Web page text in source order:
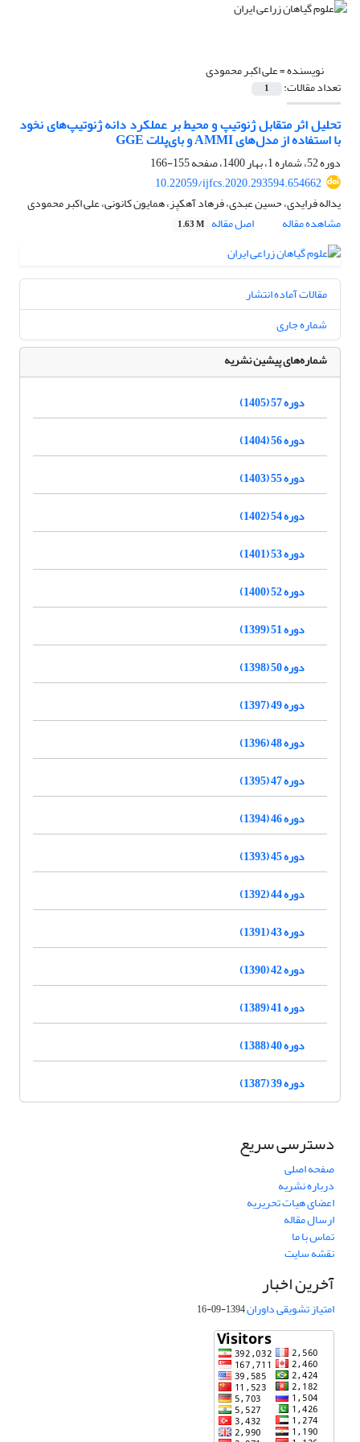
نویسنده =علی اکبر محمودی
تعداد مقالات: 1
تحلیل اثر متقابل ژنوتیپ و محیط بر عملکرد دانه ژنوتیپ‌های نخود
با استفاده از مدل‌های AMMI و بای‌پلات GGE
دوره 52، شماره 1، بهار 1400، صفحه
155-166
10.22059/ijfcs.2020.293594.654662
یداله فرایدی، حسین عبدی، فرهاد آهکپز، همایون کانونی، علی اکبر محمودی
مشاهده مقاله
اصل مقاله 1.63 M
مقالات آماده انتشار
شماره جاری
شماره‌های پیشین نشریه
دوره 57 (1405)
دوره 56 (1404)
دوره 55 (1403)
دوره 54 (1402)
دوره 53 (1401)
دوره 52 (1400)
دوره 51 (1399)
دوره 50 (1398)
دوره 49 (1397)
دوره 48 (1396)
دوره 47 (1395)
دوره 46 (1394)
دوره 45 (1393)
دوره 44 (1392)
دوره 43 (1391)
دوره 42 (1390)
دوره 41 (1389)
دوره 40 (1388)
دوره 39 (1387)
دسترسی سریع
صفحه اصلی
درباره نشریه
اعضای هیات تحریریه
ارسال مقاله
تماس با ما
نقشه سایت
آخرین اخبار
امتیاز تشویقی داوران1394-09-16